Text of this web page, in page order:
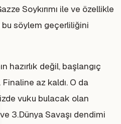
Soykırımı ile ve özellikle
söylem geçerliliğini
hazırlık değil, başlangıç
Finaline az kaldı. O da
vuku bulacak olan
3.Dünya Savaşı dendimi